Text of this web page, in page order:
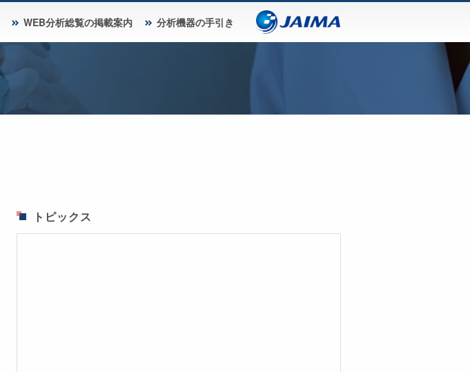
WEB分析総覧の掲載案内 分析機器の手引き
トピックス